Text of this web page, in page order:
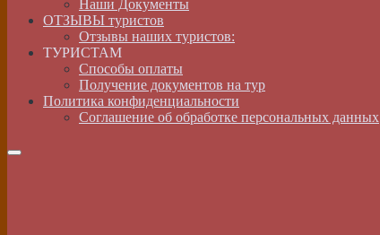
Наши Документы
ОТЗЫВЫ туристов
Отзывы наших туристов:
ТУРИСТАМ
Способы оплаты
Получение документов на тур
Политика конфиденциальности
Соглашение об обработке персональных данных